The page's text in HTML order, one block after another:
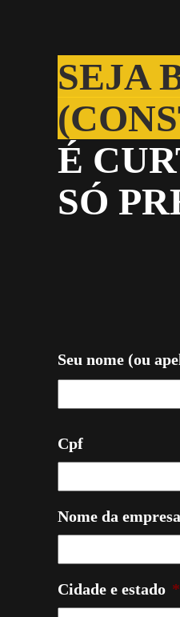
SEJA
É
SÓ
Seu nome (ou
Cpf
Nome da empresa
Cidade e estado *